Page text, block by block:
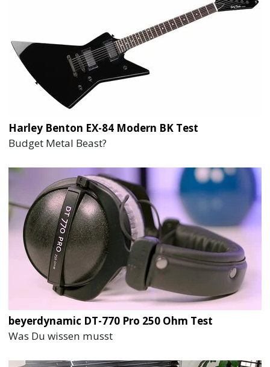
Harley Benton EX-84 Modern BK Test
Budget Metal Beast?
beyerdynamic DT-770 Pro 250 Ohm Test
Was Du wissen musst